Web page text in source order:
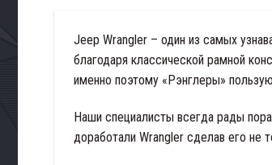
Jeep Wrangler – один из самых
благодаря классической рамной
именно поэтому «Рэнглеры»
Наши специалисты всегда рады
доработали Wrangler сделав его не